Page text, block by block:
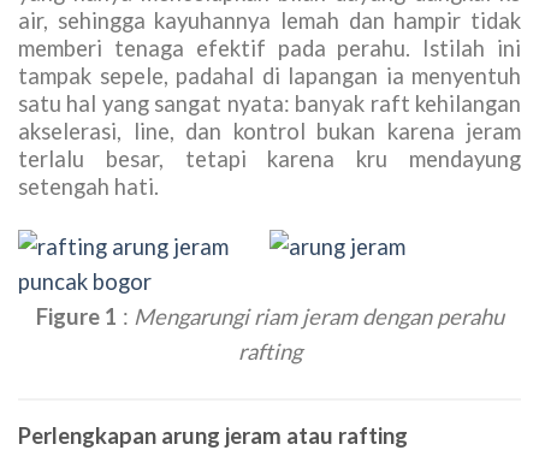
air, sehingga kayuhannya lemah dan hampir tidak
memberi tenaga efektif pada perahu. Istilah ini
tampak sepele, padahal di lapangan ia menyentuh
satu hal yang sangat nyata: banyak raft kehilangan
akselerasi, line, dan kontrol bukan karena jeram
terlalu besar, tetapi karena kru mendayung
setengah hati.
Figure 1 : Mengarungi riam jeram dengan perahu
rafting
Perlengkapan arung jeram atau rafting